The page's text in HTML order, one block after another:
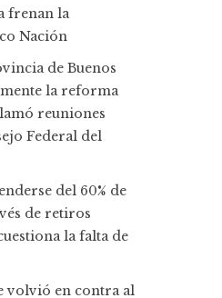
frenan la
Nación
de Buenos
la reforma
reuniones
Federal del
del 60% de
de retiros
la falta de
volvió en contra al